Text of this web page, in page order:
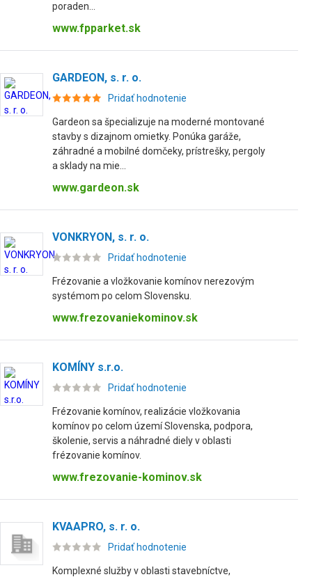
poraden...
www.fpparket.sk
GARDEON, s. r. o.
Pridať hodnotenie
Gardeon sa špecializuje na moderné montované
stavby s dizajnom omietky. Ponúka garáže,
záhradné a mobilné domčeky, prístrešky, pergoly
a sklady na mie...
www.gardeon.sk
VONKRYON, s. r. o.
Pridať hodnotenie
Frézovanie a vložkovanie komínov nerezovým
systémom po celom Slovensku.
www.frezovaniekominov.sk
KOMÍNY s.r.o.
Pridať hodnotenie
Frézovanie komínov, realizácie vložkovania
komínov po celom území Slovenska, podpora,
školenie, servis a náhradné diely v oblasti
frézovanie komínov.
www.frezovanie-kominov.sk
KVAAPRO, s. r. o.
Pridať hodnotenie
Komplexné služby v oblasti stavebníctve,